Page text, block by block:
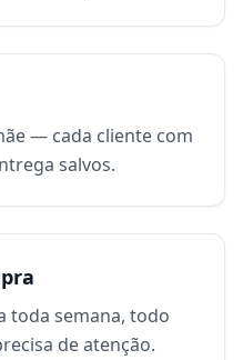
— cada cliente com
salvos.
toda semana, todo
de atenção.